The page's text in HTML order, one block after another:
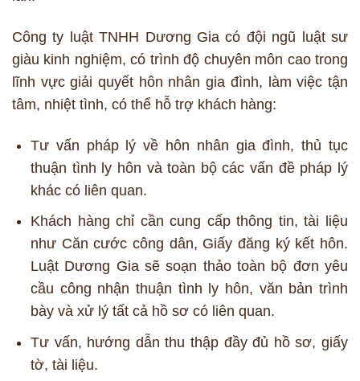
Công ty luật TNHH Dương Gia có đội ngũ luật sư
giàu kinh nghiệm, có trình độ chuyên môn cao trong
lĩnh vực giải quyết hôn nhân gia đình, làm việc tận
tâm, nhiệt tình, có thể hỗ trợ khách hàng:
Tư vấn pháp lý về hôn nhân gia đình, thủ tục
thuận tình ly hôn và toàn bộ các vấn đề pháp lý
khác có liên quan.
Khách hàng chỉ cần cung cấp thông tin, tài liệu
như Căn cước công dân, Giấy đăng ký kết hôn.
Luật Dương Gia sẽ soạn thảo toàn bộ đơn yêu
cầu công nhận thuận tình ly hôn, văn bản trình
bày và xử lý tất cả hồ sơ có liên quan.
Tư vấn, hướng dẫn thu thập đầy đủ hồ sơ, giấy
tờ, tài liệu.